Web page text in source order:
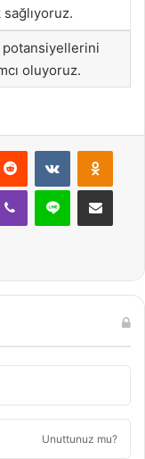
oluyoruz.
Reddit VKontakte
Viber Line E-Posta ile
Unuttunuz mu?